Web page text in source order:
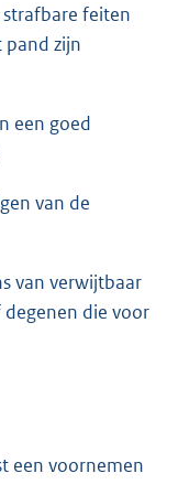
feiten
pand zijn
een goed
van de
van verwijtbaar
die voor
een voornemen